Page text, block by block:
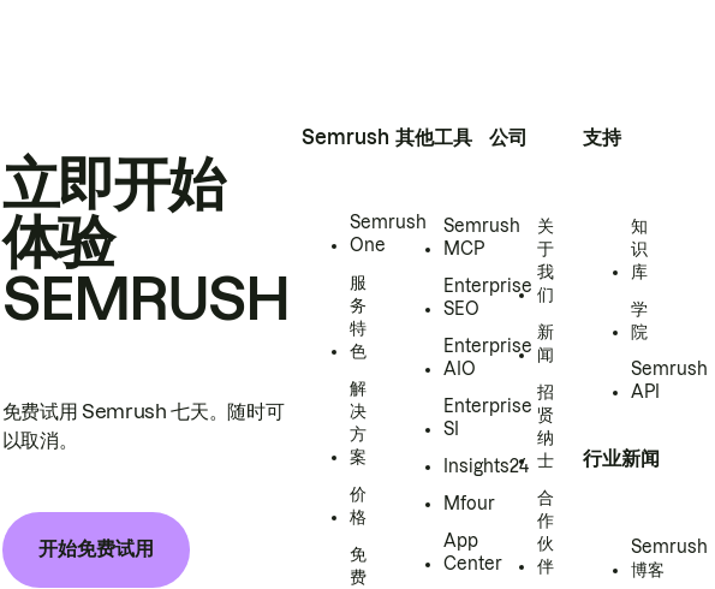
立即开始
体验
SEMRUSH
免费试用 Semrush 七天。随时可
以取消。
开始免费试用
Semrush
Semrush
One
服
务
特
色
解
决
方
案
价
格
免
费
其他工具
Semrush
MCP
Enterprise
SEO
Enterprise
AIO
Enterprise
SI
Insights24
Mfour
App
Center
公司
关
于
我
们
新
闻
招
贤
纳
士
合
作
伙
伴
支持
知
识
库
学
院
Semrush
API
行业新闻
Semrush
博客